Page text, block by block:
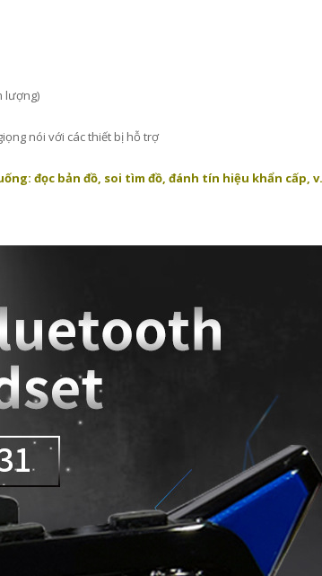
lượng)
nói với các thiết bị hỗ trợ
đọc bản đồ, soi tìm đồ, đánh tín hiệu khẩn cấp,